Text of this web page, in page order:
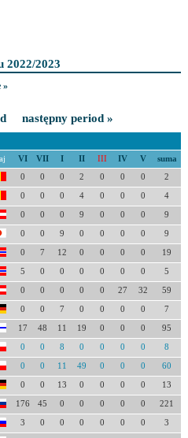
2022/2023
»
następny period »
VI VII I II III IV V suma
0 0 0 2 0 0 0 2
0 0 0 4 0 0 0 4
0 0 0 9 0 0 0 9
0 0 9 0 0 0 0 9
0 7 12 0 0 0 0 19
5 0 0 0 0 0 0 5
0 0 0 0 0 27 32 59
0 0 7 0 0 0 0 7
17 48 11 19 0 0 0 95
0 0 8 0 0 0 0 8
0 0 11 49 0 0 0 60
0 0 13 0 0 0 0 13
176 45 0 0 0 0 0 221
3 0 0 0 0 0 0 3